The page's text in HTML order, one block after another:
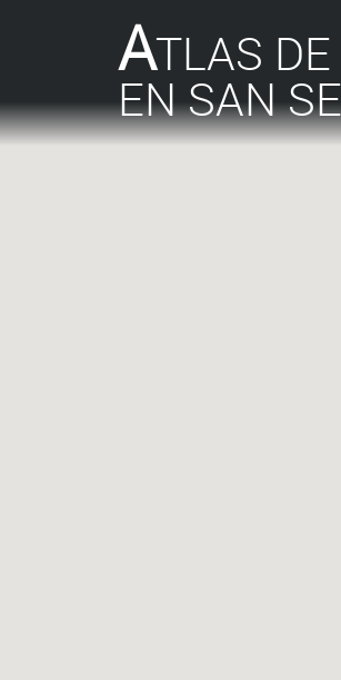
ATLAS DE
EN SAN